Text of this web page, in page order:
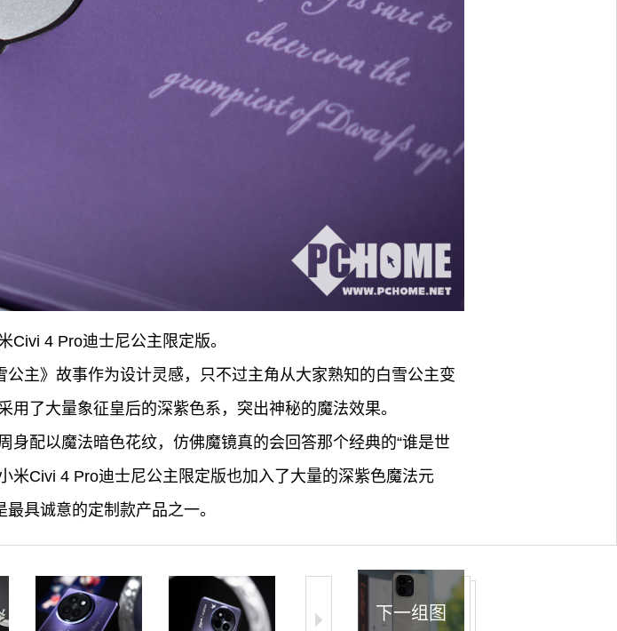
4 Pro迪士尼公主限定版。
主》故事作为设计灵感，只不过主角从大家熟知的白雪公主变
了大量象征皇后的深紫色系，突出神秘的魔法效果。
配以魔法暗色花纹，仿佛魔镜真的会回答那个经典的“谁是世
米Civi 4 Pro迪士尼公主限定版也加入了大量的深紫色魔法元
具诚意的定制款产品之一。
下一组图